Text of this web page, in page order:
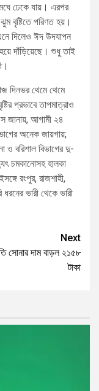
ঢেকে যায়। এরপর
বৃষ্টিতে পরিণত হয়।
দিলেও ঈদ উদযাপন
দাঁড়িয়েছে। শুধু তাই
দিনভর থেমে থেমে
প্রভাবে তাপমাত্রাও
জানায়, আগামী ২৪
অনেক জায়গায়;
ও বরিশাল বিভাগের দু-
চমকানোসহ হালকা
রংপুর, রাজশাহী,
ভারী থেকে ভারী
Next
সোনার দাম বাড়ল ২১৫৮
টাকা